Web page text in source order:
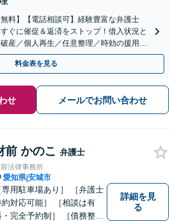
料】【電話相談可】経験豊富な弁護士
ぐに催促＆返済をストップ！借入状況と
産／個人再生／任意整理／時効の援用に
室】【メール予約可】
料金表を見る
せ メールでお問い合わせ
前 かのこ 弁護士
前法律事務所
愛知県|安城市
専用駐車場あり］ ［弁護士
約対応可能］ ［相談は有
完全予約制］ ［債務整理
詳細を見
る